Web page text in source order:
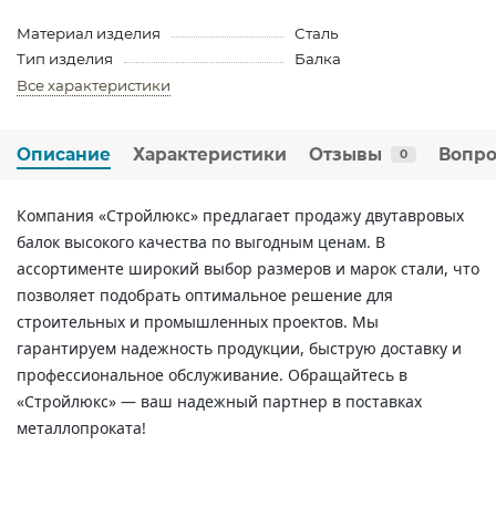
Материал изделия
Сталь
Тип изделия
Балка
Все характеристики
Описание Характеристики Отзывы 0
Компания «Стройлюкс» предлагает продажу двутавровых
балок высокого качества по выгодным ценам. В
ассортименте широкий выбор размеров и марок стали, что
позволяет подобрать оптимальное решение для
строительных и промышленных проектов. Мы
гарантируем надежность продукции, быструю доставку и
профессиональное обслуживание. Обращайтесь в
«Стройлюкс» — ваш надежный партнер в поставках
металлопроката!